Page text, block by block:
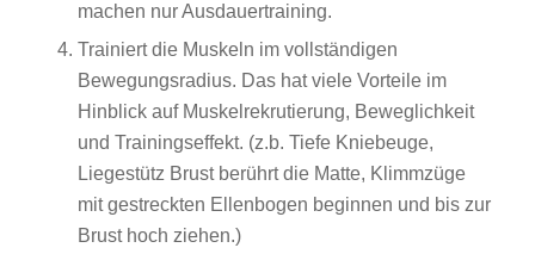
machen nur Ausdauertraining.
Trainiert die Muskeln im vollständigen
Bewegungsradius. Das hat viele Vorteile im
Hinblick auf Muskelrekrutierung, Beweglichkeit
und Trainingseffekt. (z.b. Tiefe Kniebeuge,
Liegestütz Brust berührt die Matte, Klimmzüge
mit gestreckten Ellenbogen beginnen und bis zur
Brust hoch ziehen.)